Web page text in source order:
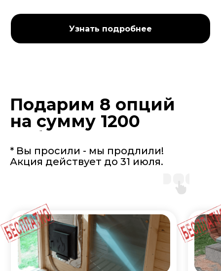
Узнать подробнее
Подарим 8 опций
на сумму 1200
руб.
* Вы просили - мы продлили!
Акция действует до 31 июля.